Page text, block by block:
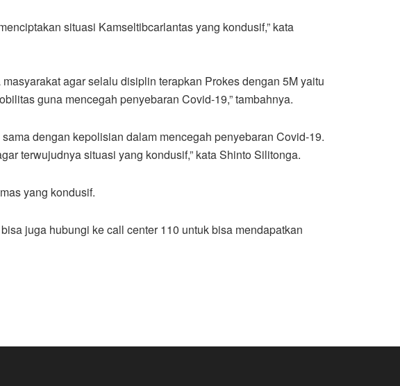
situasi Kamseltibcarlantas yang kondusif,” kata
agar selalu disiplin terapkan Prokes dengan 5M yaitu
guna mencegah penyebaran Covid-19,” tambahnya.
dengan kepolisian dalam mencegah penyebaran Covid-19.
terwujudnya situasi yang kondusif,” kata Shinto Silitonga.
yang kondusif.
juga hubungi ke call center 110 untuk bisa mendapatkan